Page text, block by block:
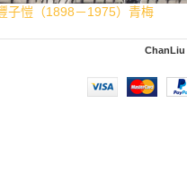
子愷（1898－1975）青梅
ChanLiu